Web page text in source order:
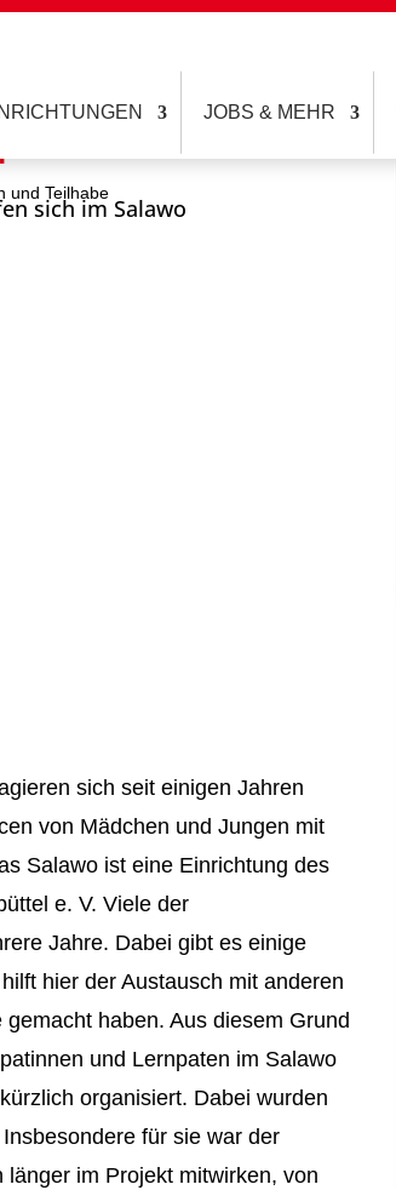
JOBS & MEHR
im Salawo
und Teilhabe
sich seit einigen Jahren
von Mädchen und Jungen mit
Salawo ist eine Einrichtung des
e. V. Viele der
Jahre. Dabei gibt es einige
hier der Austausch mit anderen
haben. Aus diesem Grund
und Lernpaten im Salawo
organisiert. Dabei wurden
für sie war der
im Projekt mitwirken, von